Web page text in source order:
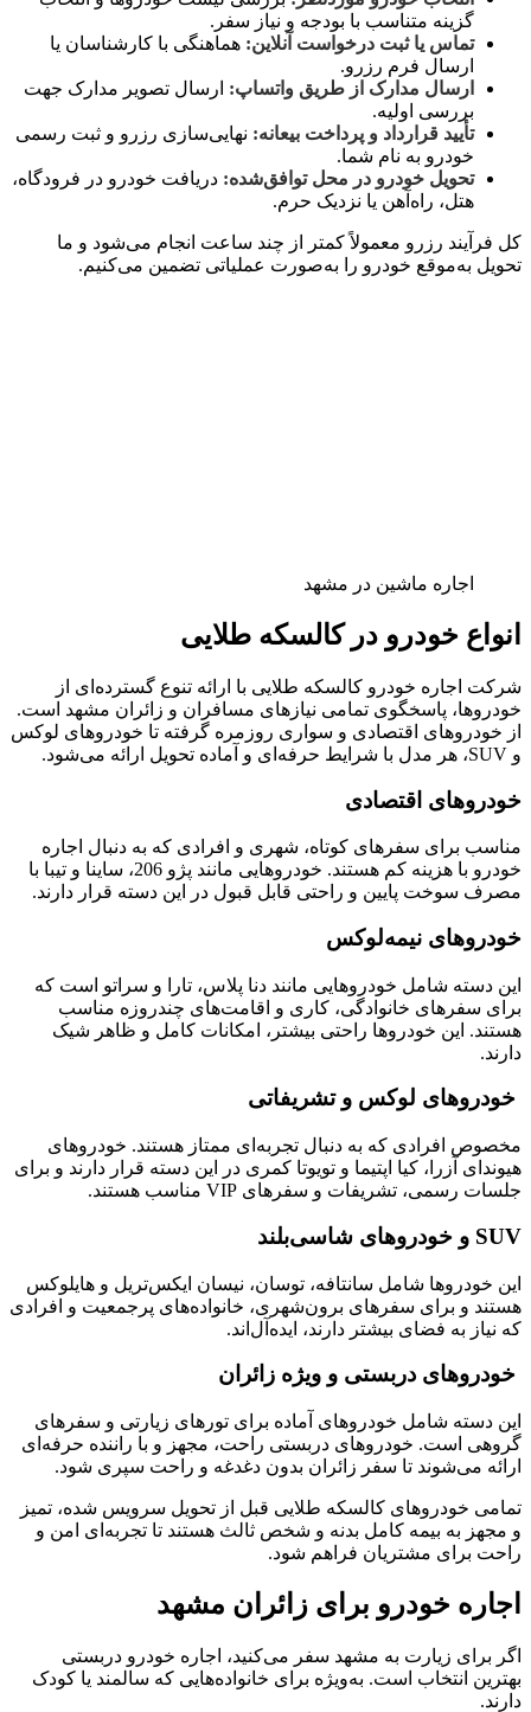
گزینه متناسب با بودجه و نیاز سفر.
تماس یا ثبت درخواست آنلاین: هماهنگی با کارشناسان یا
ارسال فرم رزرو.
ارسال مدارک از طریق واتساپ: ارسال تصویر مدارک جهت
بررسی اولیه.
تأیید قرارداد و پرداخت بیعانه: نهایی‌سازی رزرو و ثبت رسمی
خودرو به نام شما.
تحویل خودرو در محل توافق‌شده: دریافت خودرو در فرودگاه،
هتل، راه‌آهن یا نزدیک حرم.
کل فرآیند رزرو معمولاً کمتر از چند ساعت انجام می‌شود و ما
تحویل به‌موقع خودرو را به‌صورت عملیاتی تضمین می‌کنیم.
اجاره ماشین در مشهد
انواع خودرو در کالسکه طلایی
شرکت اجاره خودرو کالسکه طلایی با ارائه تنوع گسترده‌ای از
خودروها، پاسخگوی تمامی نیازهای مسافران و زائران مشهد است.
از خودروهای اقتصادی و سواری روزمره گرفته تا خودروهای لوکس
و SUV، هر مدل با شرایط حرفه‌ای و آماده تحویل ارائه می‌شود.
خودروهای اقتصادی
مناسب برای سفرهای کوتاه، شهری و افرادی که به دنبال اجاره
خودرو با هزینه کم هستند. خودروهایی مانند پژو 206، ساینا و تیبا با
مصرف سوخت پایین و راحتی قابل قبول در این دسته قرار دارند.
خودروهای نیمه‌لوکس
این دسته شامل خودروهایی مانند دنا پلاس، تارا و سراتو است که
برای سفرهای خانوادگی، کاری و اقامت‌های چندروزه مناسب
هستند. این خودروها راحتی بیشتر، امکانات کامل و ظاهر شیک
دارند.
خودروهای لوکس و تشریفاتی
مخصوص افرادی که به دنبال تجربه‌ای ممتاز هستند. خودروهای
هیوندای آزرا، کیا اپتیما و تویوتا کمری در این دسته قرار دارند و برای
جلسات رسمی، تشریفات و سفرهای VIP مناسب هستند.
SUV و خودروهای شاسی‌بلند
این خودروها شامل سانتافه، توسان، نیسان ایکس‌تریل و هایلوکس
هستند و برای سفرهای برون‌شهری، خانواده‌های پرجمعیت و افرادی
که نیاز به فضای بیشتر دارند، ایده‌آل‌اند.
خودروهای دربستی و ویژه زائران
این دسته شامل خودروهای آماده برای تورهای زیارتی و سفرهای
گروهی است. خودروهای دربستی راحت، مجهز و با راننده حرفه‌ای
ارائه می‌شوند تا سفر زائران بدون دغدغه و راحت سپری شود.
تمامی خودروهای کالسکه طلایی قبل از تحویل سرویس شده، تمیز
و مجهز به بیمه کامل بدنه و شخص ثالث هستند تا تجربه‌ای امن و
راحت برای مشتریان فراهم شود.
اجاره خودرو برای زائران مشهد
اگر برای زیارت به مشهد سفر می‌کنید، اجاره خودرو دربستی
بهترین انتخاب است. به‌ویژه برای خانواده‌هایی که سالمند یا کودک
دارند.